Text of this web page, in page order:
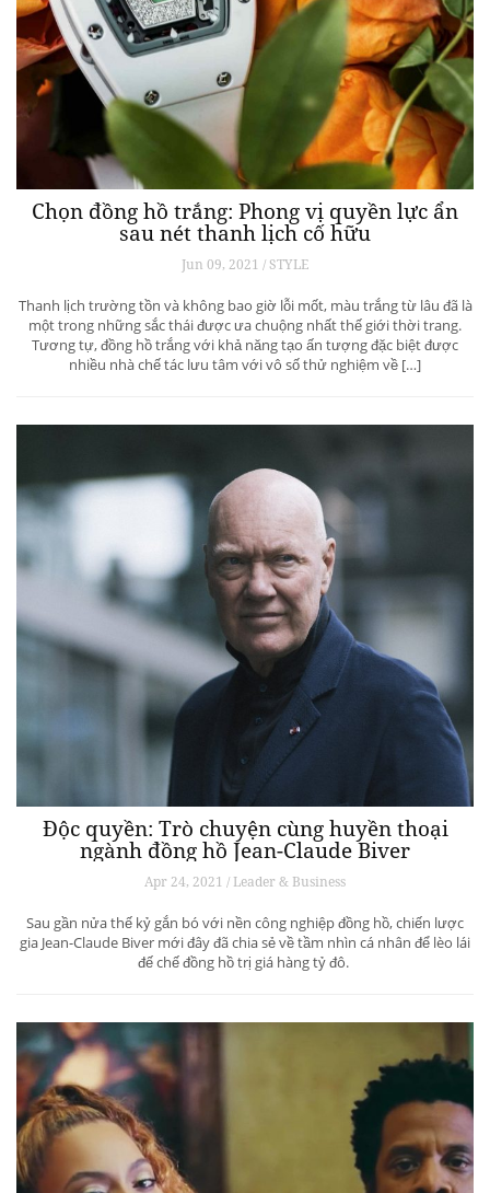
Chọn đồng hồ trắng: Phong vị quyền lực ẩn
sau nét thanh lịch cố hữu
Jun 09, 2021 / STYLE
Thanh lịch trường tồn và không bao giờ lỗi mốt, màu trắng từ lâu đã là
một trong những sắc thái được ưa chuộng nhất thế giới thời trang.
Tương tự, đồng hồ trắng với khả năng tạo ấn tượng đặc biệt được
nhiều nhà chế tác lưu tâm với vô số thử nghiệm về […]
Độc quyền: Trò chuyện cùng huyền thoại
ngành đồng hồ Jean-Claude Biver
Apr 24, 2021 / Leader & Business
Sau gần nửa thế kỷ gắn bó với nền công nghiệp đồng hồ, chiến lược
gia Jean-Claude Biver mới đây đã chia sẻ về tầm nhìn cá nhân để lèo lái
đế chế đồng hồ trị giá hàng tỷ đô.